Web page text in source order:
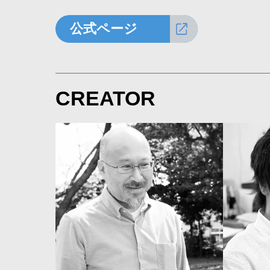
公式ページ
CREATOR